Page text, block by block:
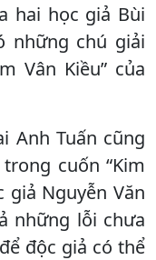
hai học giả Bùi
những chú giải
Vân Kiều” của
Anh Tuấn cũng
cuốn “Kim
giả Nguyễn Văn
những lỗi chưa
độc giả có thể